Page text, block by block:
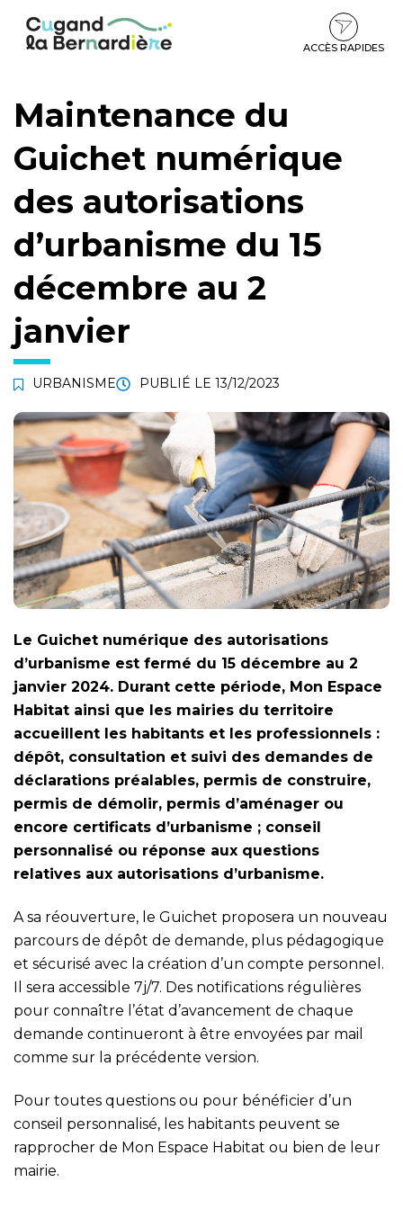
contenu
pied
ACCÈS RAPIDES
Maintenance du
Guichet numérique
des autorisations
d’urbanisme du 15
décembre au 2
janvier
URBANISME PUBLIÉ LE 13/12/2023
Le Guichet numérique des autorisations
d’urbanisme est fermé du 15 décembre au 2
janvier 2024. Durant cette période, Mon Espace
Habitat ainsi que les mairies du territoire
accueillent les habitants et les professionnels :
dépôt, consultation et suivi des demandes de
déclarations préalables, permis de construire,
permis de démolir, permis d’aménager ou
encore certificats d’urbanisme ; conseil
personnalisé ou réponse aux questions
relatives aux autorisations d’urbanisme.
A sa réouverture, le Guichet proposera un nouveau
parcours de dépôt de demande, plus pédagogique
et sécurisé avec la création d’un compte personnel.
Il sera accessible 7j/7. Des notifications régulières
pour connaître l’état d’avancement de chaque
demande continueront à être envoyées par mail
comme sur la précédente version.
Pour toutes questions ou pour bénéficier d’un
conseil personnalisé, les habitants peuvent se
rapprocher de Mon Espace Habitat ou bien de leur
mairie.